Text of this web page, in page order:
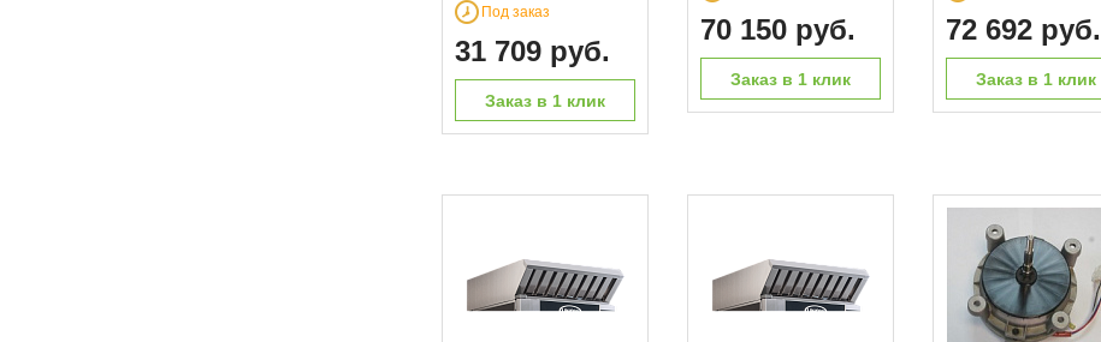
Под заказ
31 709 руб.
Заказ в 1 клик
70 150 руб.
Заказ в 1 клик
72 692 руб.
Заказ в 1 клик